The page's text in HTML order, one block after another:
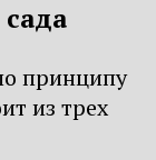
принципу
из трех